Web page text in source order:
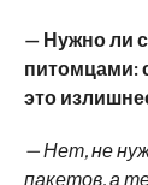
— Нужно ли
питомцами:
это
— Нет, не
пакетов, а